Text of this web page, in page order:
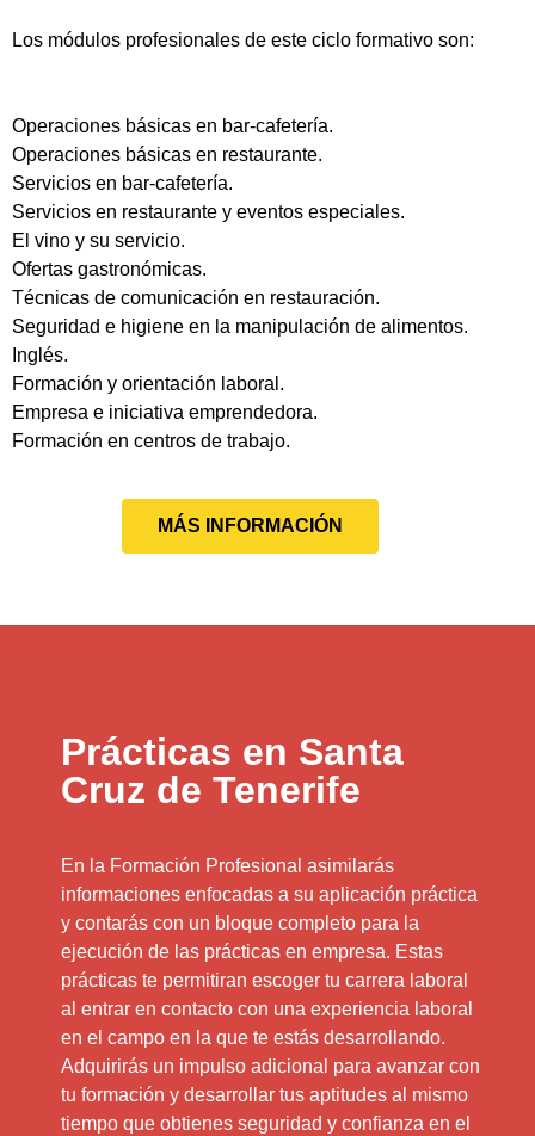
Los módulos profesionales de este ciclo formativo son:
Operaciones básicas en bar-cafetería.
Operaciones básicas en restaurante.
Servicios en bar-cafetería.
Servicios en restaurante y eventos especiales.
El vino y su servicio.
Ofertas gastronómicas.
Técnicas de comunicación en restauración.
Seguridad e higiene en la manipulación de alimentos.
Inglés.
Formación y orientación laboral.
Empresa e iniciativa emprendedora.
Formación en centros de trabajo.
MÁS INFORMACIÓN
Prácticas en Santa
Cruz de Tenerife
En la Formación Profesional asimilarás
informaciones enfocadas a su aplicación práctica
y contarás con un bloque completo para la
ejecución de las prácticas en empresa. Estas
prácticas te permitiran escoger tu carrera laboral
al entrar en contacto con una experiencia laboral
en el campo en la que te estás desarrollando.
Adquirirás un impulso adicional para avanzar con
tu formación y desarrollar tus aptitudes al mismo
tiempo que obtienes seguridad y confianza en el